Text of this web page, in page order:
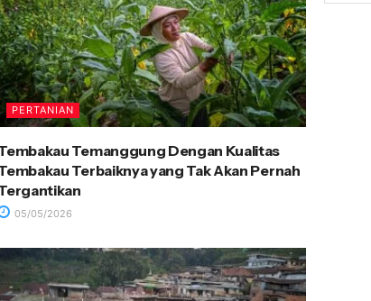
PERTANIAN
Temanggung Dengan Kualitas
Terbaiknya yang Tak Akan Pernah
05/05/2026